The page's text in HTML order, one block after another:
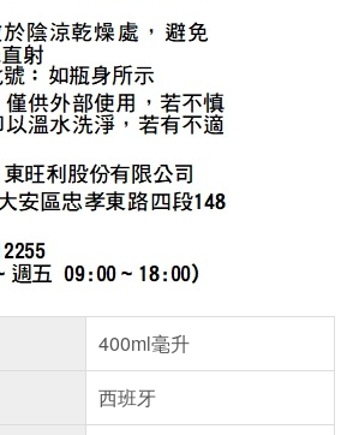
400ml毫升
西班牙